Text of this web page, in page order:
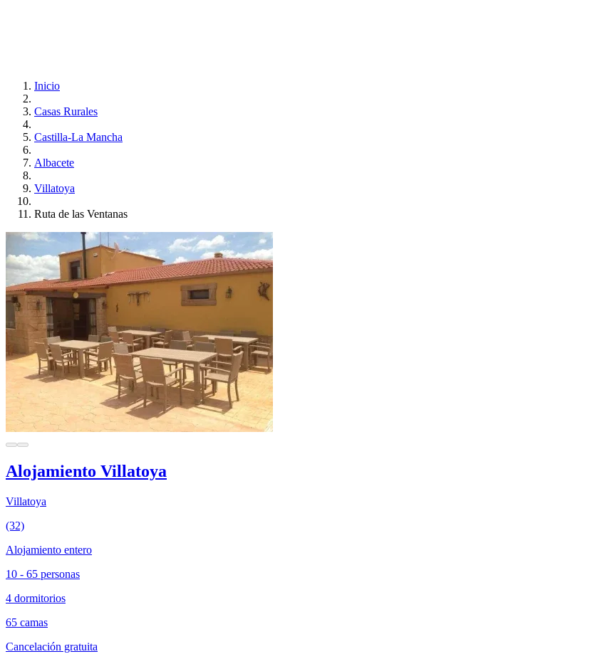
Inicio
Casas Rurales
Castilla-La Mancha
Albacete
Villatoya
Ruta de las Ventanas
Alojamiento Villatoya
Villatoya
(32)
Alojamiento entero
10 - 65 personas
4 dormitorios
65 camas
Cancelación gratuita